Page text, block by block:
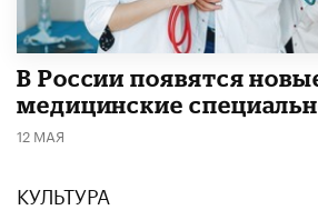
В России появятся
медицинские
12 МАЯ
КУЛЬТУРА